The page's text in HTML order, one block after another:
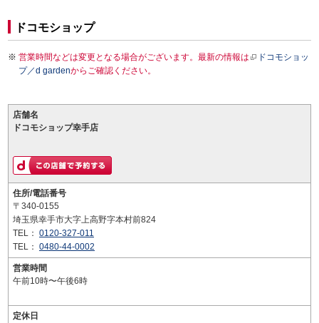
ドコモショップ
営業時間などは変更となる場合がございます。最新の情報は
ドコモショッ
プ／d gardenからご確認ください。
店舗名
ドコモショップ幸手店
住所/電話番号
〒340-0155
埼玉県幸手市大字上高野字本村前824
TEL： 0120-327-011
TEL： 0480-44-0002
営業時間
午前10時〜午後6時
定休日